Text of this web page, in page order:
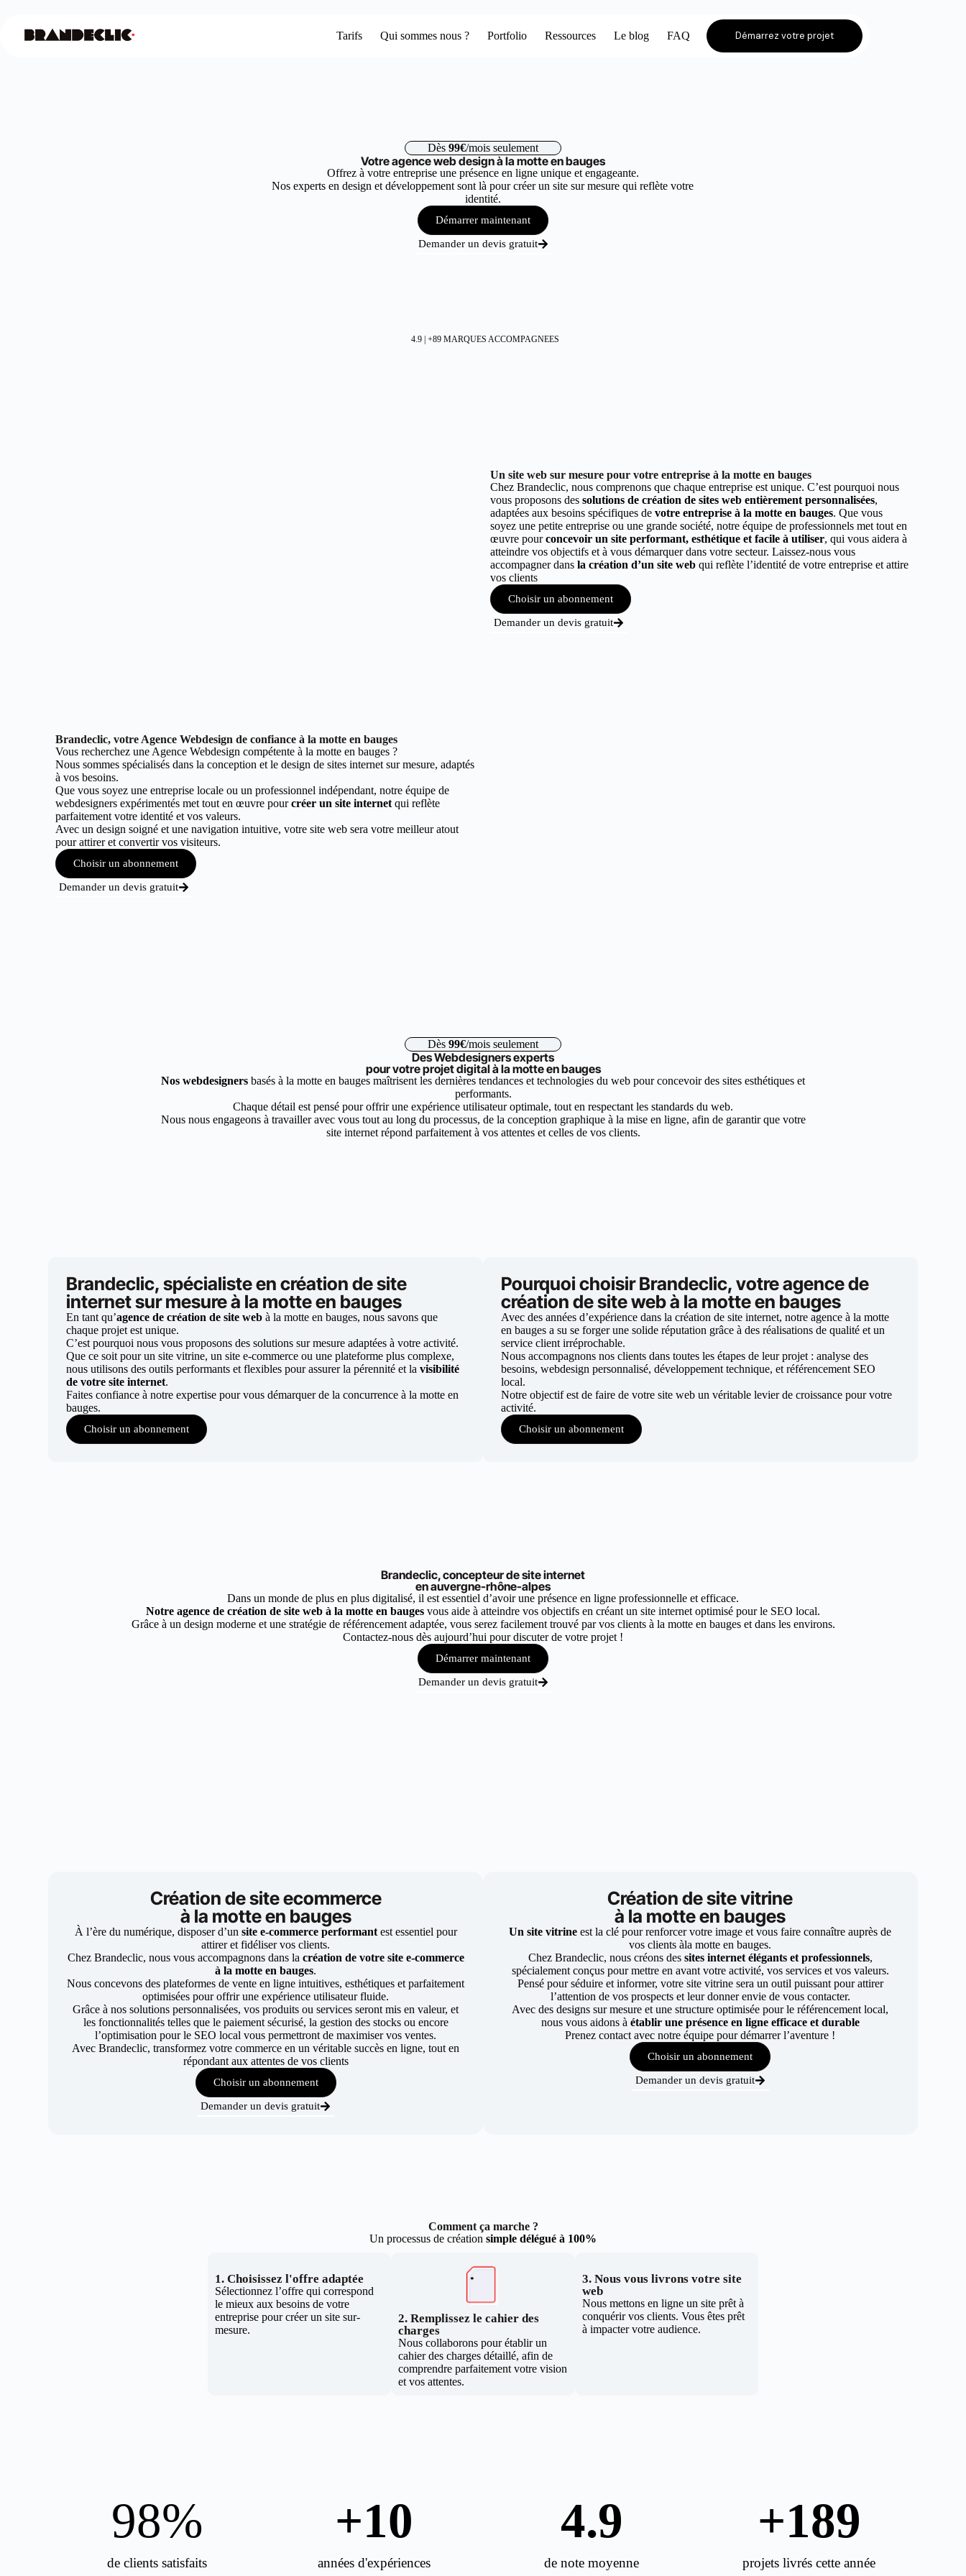
Tarifs Qui sommes nous ? Portfolio Ressources Le blog FAQ Démarrez votre projet
Dès 99€/mois seulement
Votre agence web design à la motte en bauges
Offrez à votre entreprise une présence en ligne unique et engageante.
Nos experts en design et développement sont là pour créer un site sur mesure qui reflète votre
identité.
Démarrer maintenant
Demander un devis gratuit
4.9 | +89 MARQUES ACCOMPAGNEES
Un site web sur mesure pour votre entreprise à la motte en bauges
Chez Brandeclic, nous comprenons que chaque entreprise est unique. C’est pourquoi nous
vous proposons des solutions de création de sites web entièrement personnalisées,
adaptées aux besoins spécifiques de votre entreprise à la motte en bauges. Que vous
soyez une petite entreprise ou une grande société, notre équipe de professionnels met tout en
œuvre pourconcevoir un site performant, esthétique et facile à utiliser, qui vous aidera à
atteindre vos objectifs et à vous démarquer dans votre secteur. Laissez-nous vous
accompagner dans la création d’un site web qui reflète l’identité de votre entreprise et attire
vos clients
Choisir un abonnement
Demander un devis gratuit
Brandeclic, votre Agence Webdesign de confiance à la motte en bauges
Vous recherchez une Agence Webdesign compétente à la motte en bauges ?
Nous sommes spécialisés dans la conception et le design de sites internet sur mesure, adaptés
à vos besoins.
Que vous soyez une entreprise locale ou un professionnel indépendant, notre équipe de
webdesigners expérimentés met tout en œuvre pourcréer un site internetqui reflète
parfaitement votre identité et vos valeurs.
Avec un design soigné et une navigation intuitive, votre site web sera votre meilleur atout
pour attirer et convertir vos visiteurs.
Choisir un abonnement
Demander un devis gratuit
Dès 99€/mois seulement
Des Webdesigners experts
pour votre projet digital à la motte en bauges
Nos webdesigners basés à la motte en bauges maîtrisent les dernières tendances et technologies du web pour concevoir des sites esthétiques et
performants.
Chaque détail est pensé pour offrir une expérience utilisateur optimale, tout en respectant les standards du web.
Nous nous engageons à travailler avec vous tout au long du processus, de la conception graphique à la mise en ligne, afin de garantir que votre
site internet répond parfaitement à vos attentes et celles de vos clients.
Brandeclic, spécialiste en création de site
internet sur mesure à la motte en bauges
En tant qu’agence de création de site web à la motte en bauges, nous savons que
chaque projet est unique.
C’est pourquoi nous vous proposons des solutions sur mesure adaptées à votre activité.
Que ce soit pour un site vitrine, un site e-commerce ou une plateforme plus complexe,
nous utilisons des outils performants et flexibles pour assurer la pérennité et lavisibilité
de votre site internet.
Faites confiance à notre expertise pour vous démarquer de la concurrence à la motte en
bauges.
Choisir un abonnement
Pourquoi choisir Brandeclic, votre agence de
création de site web à la motte en bauges
Avec des années d’expérience dans la création de site internet, notre agence à la motte
en bauges a su se forger une solide réputation grâce à des réalisations de qualité et un
service client irréprochable.
Nous accompagnons nos clients dans toutes les étapes de leur projet : analyse des
besoins, webdesign personnalisé, développement technique, et référencement SEO
local.
Notre objectif est de faire de votre site web un véritable levier de croissance pour votre
activité.
Choisir un abonnement
Brandeclic, concepteur de site internet
en auvergne-rhône-alpes
Dans un monde de plus en plus digitalisé, il est essentiel d’avoir une présence en ligne professionnelle et efficace.
Notre agence de création de site web à la motte en bauges vous aide à atteindre vos objectifs en créant un site internet optimisé pour le SEO local.
Grâce à un design moderne et une stratégie de référencement adaptée, vous serez facilement trouvé par vos clients à la motte en bauges et dans les environs.
Contactez-nous dès aujourd’hui pour discuter de votre projet !
Démarrer maintenant
Demander un devis gratuit
Création de site ecommerce
à la motte en bauges
À l’ère du numérique, disposer d’un site e-commerce performant est essentiel pour
attirer et fidéliser vos clients.
Chez Brandeclic, nous vous accompagnons dans la création de votre site e-commerce
à la motte en bauges.
Nous concevons des plateformes de vente en ligne intuitives, esthétiques et parfaitement
optimisées pour offrir une expérience utilisateur fluide.
Grâce à nos solutions personnalisées, vos produits ou services seront mis en valeur, et
les fonctionnalités telles que le paiement sécurisé, la gestion des stocks ou encore
l’optimisation pour le SEO local vous permettront de maximiser vos ventes.
Avec Brandeclic, transformez votre commerce en un véritable succès en ligne, tout en
répondant aux attentes de vos clients
Choisir un abonnement
Demander un devis gratuit
Création de site vitrine
à la motte en bauges
Un site vitrine est la clé pour renforcer votre image et vous faire connaître auprès de
vos clients àla motte en bauges.
Chez Brandeclic, nous créons dessites internet élégants et professionnels,
spécialement conçus pour mettre en avant votre activité, vos services et vos valeurs.
Pensé pour séduire et informer, votre site vitrine sera un outil puissant pour attirer
l’attention de vos prospects et leur donner envie de vous contacter.
Avec des designs sur mesure et une structure optimisée pour le référencement local,
nous vous aidons à établir une présence en ligne efficace et durable
Prenez contact avec notre équipe pour démarrer l’aventure !
Choisir un abonnement
Demander un devis gratuit
Comment ça marche ?
Un processus de création simple délégué à 100%
1. Choisissez l'offre adaptée
Sélectionnez l’offre qui correspond
le mieux aux besoins de votre
entreprise pour créer un site sur-
mesure.
2. Remplissez le cahier des
charges
Nous collaborons pour établir un
cahier des charges détaillé, afin de
comprendre parfaitement votre vision
et vos attentes.
3. Nous vous livrons votre site
web
Nous mettons en ligne un site prêt à
conquérir vos clients. Vous êtes prêt
à impacter votre audience.
de clients satisfaits
98%
années d'expériences
+10
de note moyenne
4.9
projets livrés cette année
+189